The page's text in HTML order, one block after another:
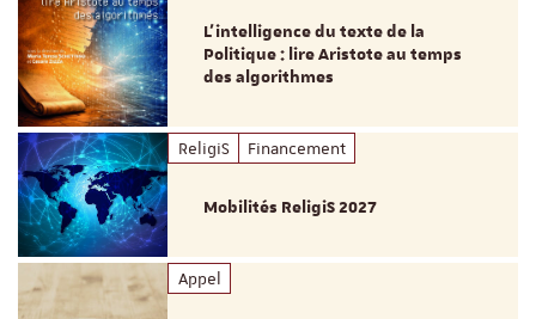
L’intelligence du texte de la
Politique : lire Aristote au temps
des algorithmes
ReligiS Financement
Mobilités ReligiS 2027
Appel